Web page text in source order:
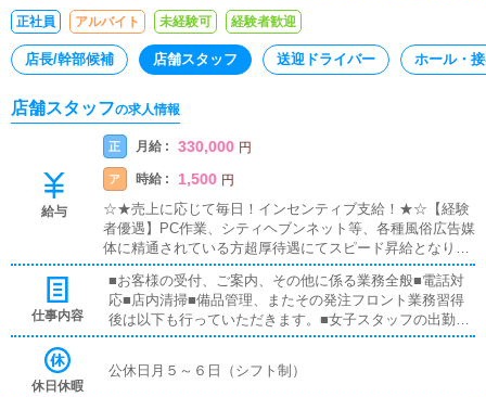
正社員 アルバイト 未経験可 経験者歓迎
店長/幹部候補 店舗スタッフ 送迎ドライバー ホール・
店舗スタッフの求人情報
給与
正 月給 : 330,000 円
ア 時給 : 1,500 円
☆★売上に応じて毎日！インセンティブ支給！★☆【経験
者優遇】PC作業、シティヘブンネット等、各種風俗広告媒
体に精通されている方超厚待遇にてスピード昇給となりま
す！※仕事ぶりを観させて頂き、精通してると判断した場
合最短２カ月後には”月給３８万円！！！”■残業代支給■昇
給あり■日払い可随時昇給システムを設けております！
仕事内容
■お客様の受付、ご案内、その他に係る業務全般■電話対
応■店内清掃■備品管理、またその発注フロント業務習得
後は以下も行っていただきます。■女子スタッフの出勤管
理■ホームページおよび広告媒体の更新作業
休日休暇
公休日月５～６日（シフト制）